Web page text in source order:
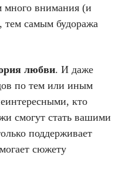
много внимания (и
тем самым будоража
любви. И даже
по тем или иным
кто
смогут стать вашими
поддерживает
сюжету